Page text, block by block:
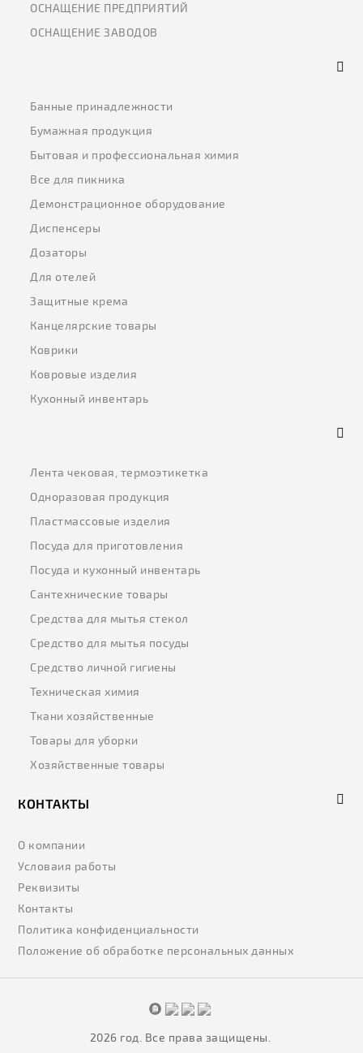
ОСНАЩЕНИЕ ПРЕДПРИЯТИЙ
ОСНАЩЕНИЕ ЗАВОДОВ
Банные принадлежности
Бумажная продукция
Бытовая и профессиональная химия
Все для пикника
Демонстрационное оборудование
Диспенсеры
Дозаторы
Для отелей
Защитные крема
Канцелярские товары
Коврики
Ковровые изделия
Кухонный инвентарь
Лента чековая, термоэтикетка
Одноразовая продукция
Пластмассовые изделия
Посуда для приготовления
Посуда и кухонный инвентарь
Сантехнические товары
Средства для мытья стекол
Средство для мытья посуды
Средство личной гигиены
Техническая химия
Ткани хозяйственные
Товары для уборки
Хозяйственные товары
КОНТАКТЫ
О компании
Условаия работы
Реквизиты
Контакты
Политика конфиденциальности
Положение об обработке персональных данных
2026 год. Все права защищены.